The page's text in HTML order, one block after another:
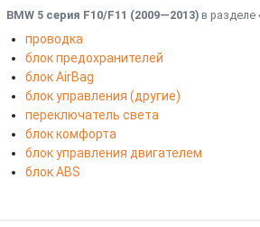
BMW 5 серия F10/F11 (2009—2013) в разделе
проводка
блок предохранителей
блок AirBag
блок управления (другие)
переключатель света
блок комфорта
блок управления двигателем
блок ABS